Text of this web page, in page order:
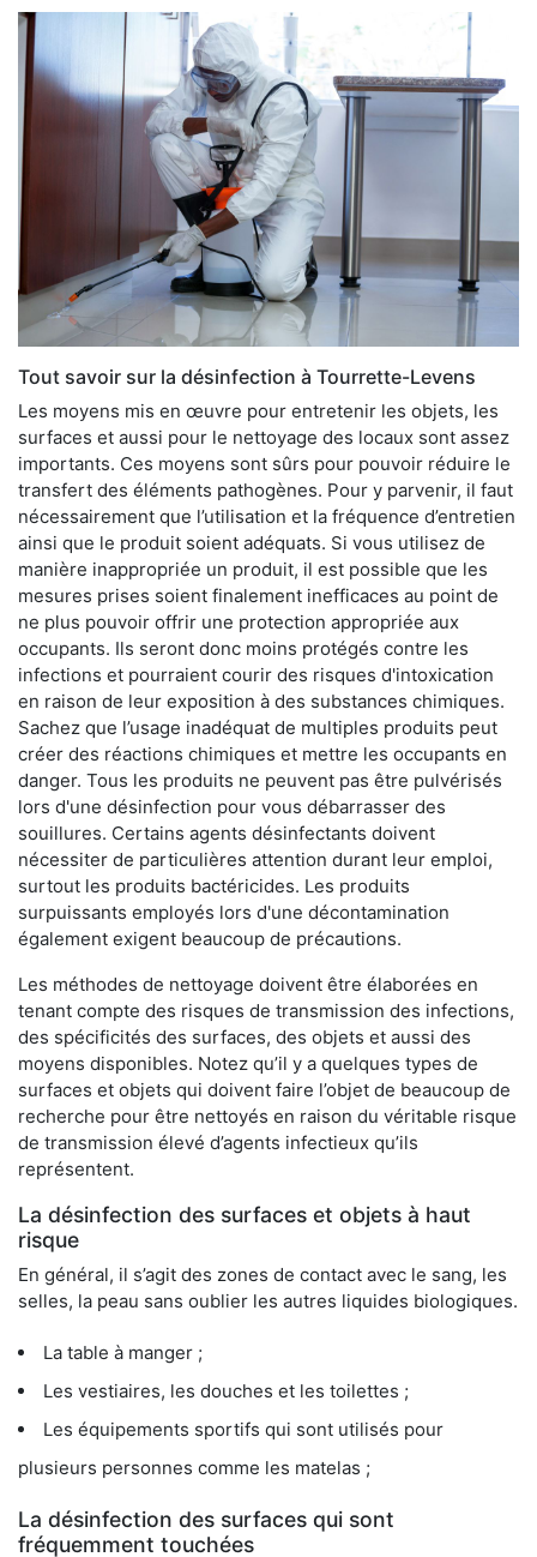
Tout savoir sur la désinfection à Tourrette-Levens
Les moyens mis en œuvre pour entretenir les objets, les
surfaces et aussi pour le nettoyage des locaux sont assez
importants. Ces moyens sont sûrs pour pouvoir réduire le
transfert des éléments pathogènes. Pour y parvenir, il faut
nécessairement que l’utilisation et la fréquence d’entretien
ainsi que le produit soient adéquats. Si vous utilisez de
manière inappropriée un produit, il est possible que les
mesures prises soient finalement inefficaces au point de
ne plus pouvoir offrir une protection appropriée aux
occupants. Ils seront donc moins protégés contre les
infections et pourraient courir des risques d'intoxication
en raison de leur exposition à des substances chimiques.
Sachez que l’usage inadéquat de multiples produits peut
créer des réactions chimiques et mettre les occupants en
danger. Tous les produits ne peuvent pas être pulvérisés
lors d'une désinfection pour vous débarrasser des
souillures. Certains agents désinfectants doivent
nécessiter de particulières attention durant leur emploi,
surtout les produits bactéricides. Les produits
surpuissants employés lors d'une décontamination
également exigent beaucoup de précautions.
Les méthodes de nettoyage doivent être élaborées en
tenant compte des risques de transmission des infections,
des spécificités des surfaces, des objets et aussi des
moyens disponibles. Notez qu’il y a quelques types de
surfaces et objets qui doivent faire l’objet de beaucoup de
recherche pour être nettoyés en raison du véritable risque
de transmission élevé d’agents infectieux qu’ils
représentent.
La désinfection des surfaces et objets à haut
risque
En général, il s’agit des zones de contact avec le sang, les
selles, la peau sans oublier les autres liquides biologiques.
La table à manger ;
Les vestiaires, les douches et les toilettes ;
Les équipements sportifs qui sont utilisés pour
plusieurs personnes comme les matelas ;
La désinfection des surfaces qui sont
fréquemment touchées